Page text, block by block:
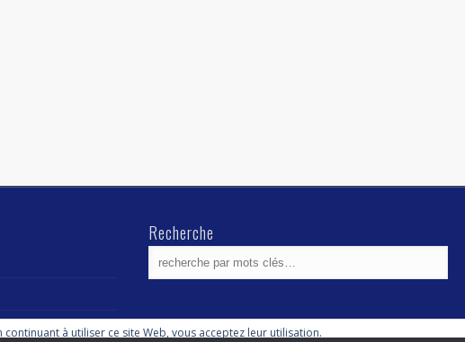
Recherche
à utiliser ce site Web, vous acceptez leur utilisation.